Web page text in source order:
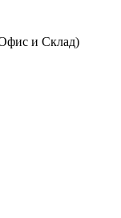
и Склад)